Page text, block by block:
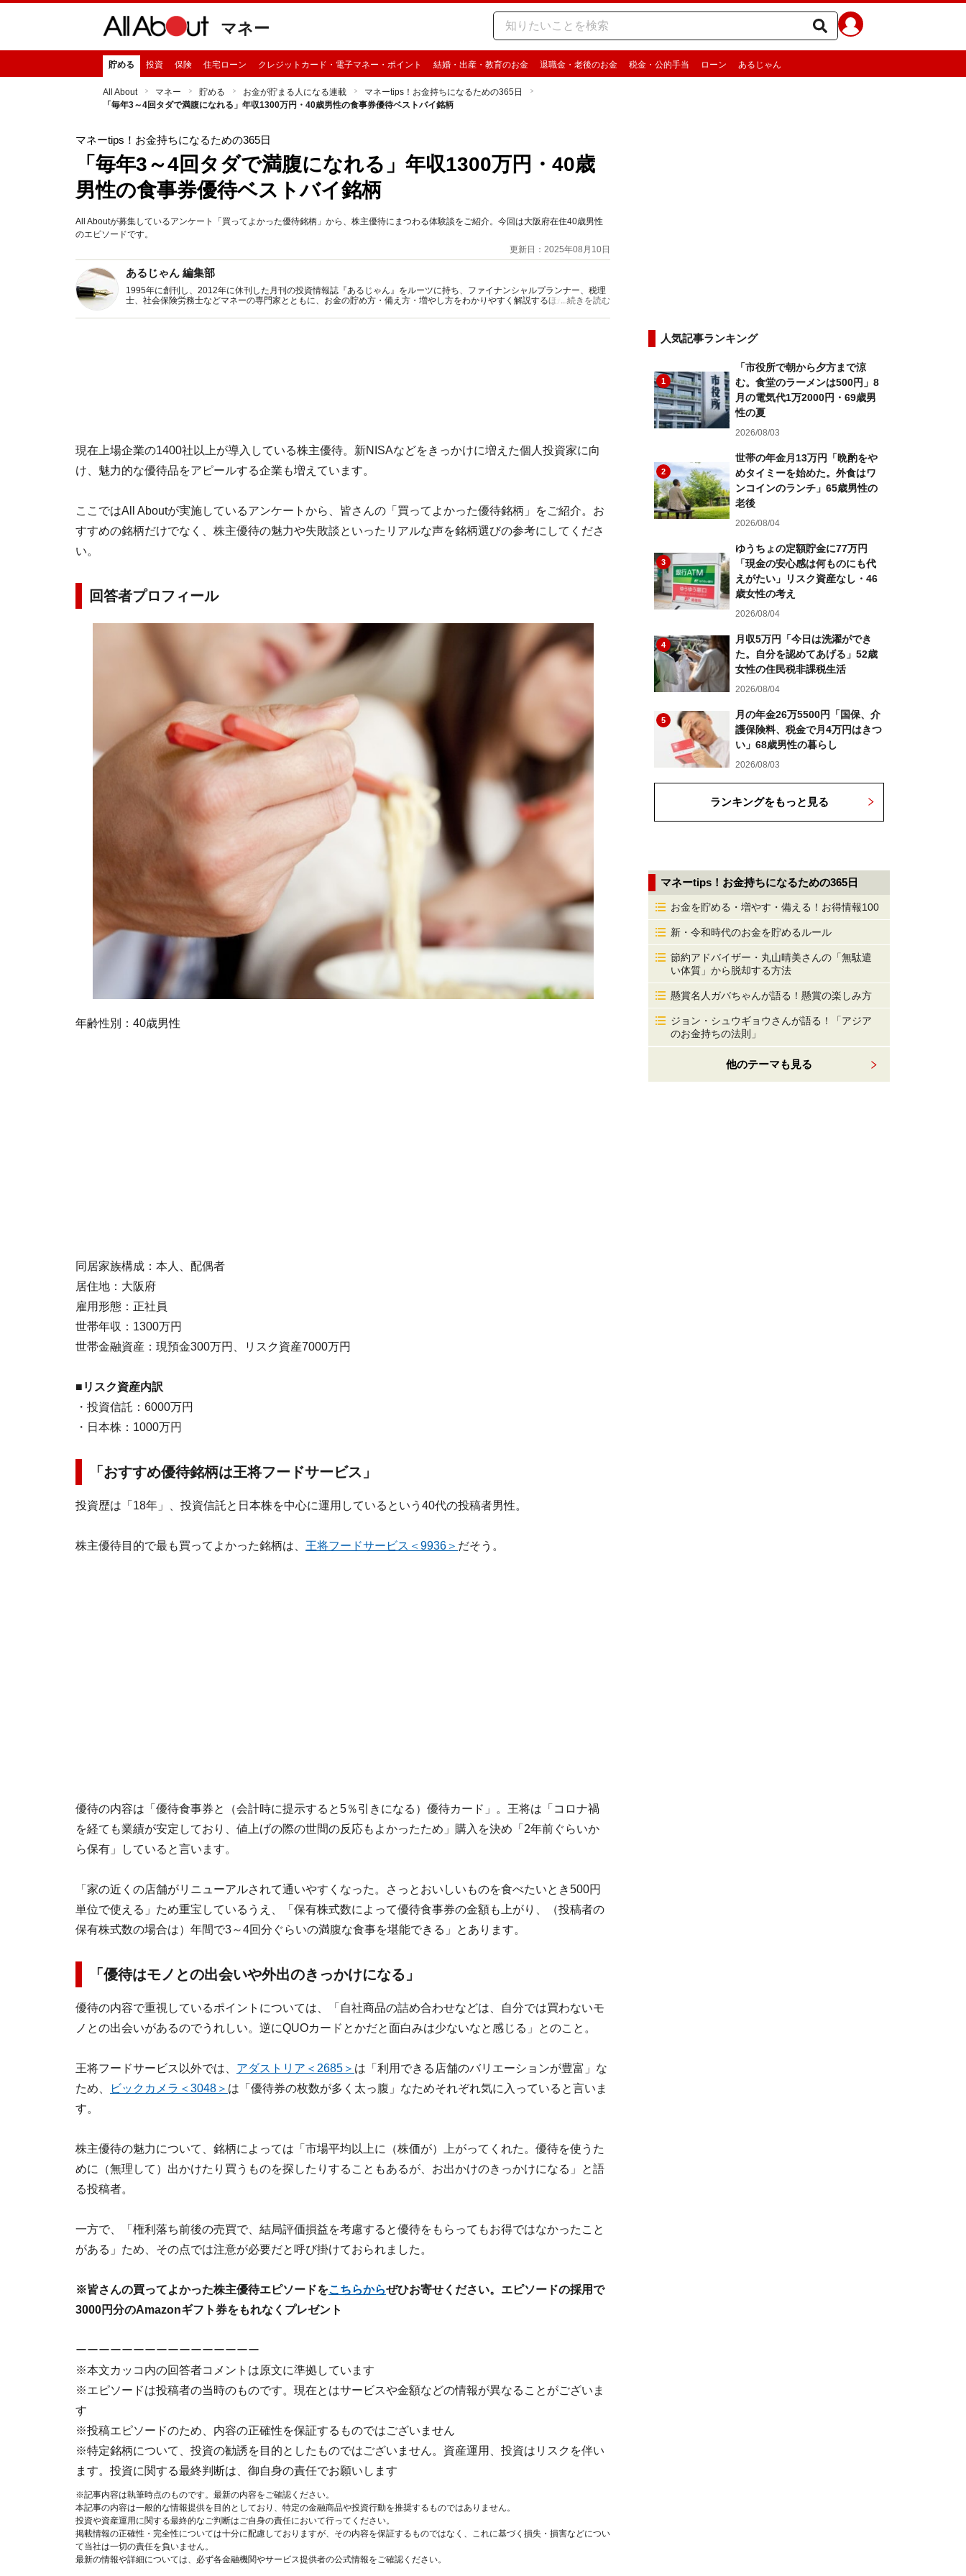
マネー
貯める 投資 保険 住宅ローン クレジットカード・電子マネー・ポイント 結婚・出産・教育のお金 退職金・老後のお金 税金・公的手当 ローン あるじゃん
All About マネー 貯める お金が貯まる人になる連載
マネーtips！お金持ちになるための365日
「毎年3～4回タダで満腹になれる」年収1300万円・40歳男性の食事券優待ベストバイ銘柄
マネーtips！お金持ちになるための365日
「毎年3～4回タダで満腹になれる」年収1300万円・40歳
男性の食事券優待ベストバイ銘柄
All Aboutが募集しているアンケート「買ってよかった優待銘柄」から、株主優待にまつわる体験談をご紹介。今回は大阪府在住40歳男性
のエピソードです。
更新日：2025年08月10日
あるじゃん 編集部
1995年に創刊し、2012年に休刊した月刊の投資情報誌『あるじゃん』をルーツに持ち、ファイナンシャルプランナー、税理
士、社会保険労務士などマネーの専門家とともに、お金の貯め方・備え方・増やし方をわかりやすく解説するほか、マネー最
...続きを読む
現在上場企業の1400社以上が導入している株主優待。新NISAなどをきっかけに増えた個人投資家に向
け、魅力的な優待品をアピールする企業も増えています。
ここではAll Aboutが実施しているアンケートから、皆さんの「買ってよかった優待銘柄」をご紹介。お
すすめの銘柄だけでなく、株主優待の魅力や失敗談といったリアルな声を銘柄選びの参考にしてくださ
い。
回答者プロフィール
年齢性別：40歳男性
同居家族構成：本人、配偶者
居住地：大阪府
雇用形態：正社員
世帯年収：1300万円
世帯金融資産：現預金300万円、リスク資産7000万円
■リスク資産内訳
・投資信託：6000万円
・日本株：1000万円
「おすすめ優待銘柄は王将フードサービス」
投資歴は「18年」、投資信託と日本株を中心に運用しているという40代の投稿者男性。
株主優待目的で最も買ってよかった銘柄は、 王将フードサービス＜9936＞ だそう。
優待の内容は「優待食事券と（会計時に提示すると5％引きになる）優待カード」。王将は「コロナ禍
を経ても業績が安定しており、値上げの際の世間の反応もよかったため」購入を決め「2年前ぐらいか
ら保有」していると言います。
「家の近くの店舗がリニューアルされて通いやすくなった。さっとおいしいものを食べたいとき500円
単位で使える」ため重宝しているうえ、「保有株式数によって優待食事券の金額も上がり、（投稿者の
保有株式数の場合は）年間で3～4回分ぐらいの満腹な食事を堪能できる」とあります。
「優待はモノとの出会いや外出のきっかけになる」
優待の内容で重視しているポイントについては、「自社商品の詰め合わせなどは、自分では買わないモ
ノとの出会いがあるのでうれしい。逆にQUOカードとかだと面白みは少ないなと感じる」とのこと。
王将フードサービス以外では、 アダストリア＜2685＞ は「利用できる店舗のバリエーションが豊富」な
ため、
ビックカメラ＜3048＞ は「優待券の枚数が多く太っ腹」なためそれぞれ気に入っていると言いま
す。
株主優待の魅力について、銘柄によっては「市場平均以上に（株価が）上がってくれた。優待を使うた
めに（無理して）出かけたり買うものを探したりすることもあるが、お出かけのきっかけになる」と語
る投稿者。
一方で、「権利落ち前後の売買で、結局評価損益を考慮すると優待をもらってもお得ではなかったこと
がある」ため、その点では注意が必要だと呼び掛けておられました。
※皆さんの買ってよかった株主優待エピソードをこちらからぜひお寄せください。エピソードの採用で
3000円分のAmazonギフト券をもれなくプレゼント
ーーーーーーーーーーーーーーーー
※本文カッコ内の回答者コメントは原文に準拠しています
※エピソードは投稿者の当時のものです。現在とはサービスや金額などの情報が異なることがございま
す
※投稿エピソードのため、内容の正確性を保証するものではございません
※特定銘柄について、投資の勧誘を目的としたものではございません。資産運用、投資はリスクを伴い
ます。投資に関する最終判断は、御自身の責任でお願いします
※記事内容は執筆時点のものです。最新の内容をご確認ください。
本記事の内容は一般的な情報提供を目的としており、特定の金融商品や投資行動を推奨するものではありません。
投資や資産運用に関する最終的なご判断はご自身の責任において行ってください。
掲載情報の正確性・完全性については十分に配慮しておりますが、その内容を保証するものではなく、これに基づく損失・損害などについ
て当社は一切の責任を負いません。
最新の情報や詳細については、必ず各金融機関やサービス提供者の公式情報をご確認ください。
人気記事ランキング
1
「市役所で朝から夕方まで涼
む。食堂のラーメンは500円」8
月の電気代1万2000円・69歳男
性の夏
2026/08/03
2
世帯の年金月13万円「晩酌をや
めタイミーを始めた。外食はワ
ンコインのランチ」65歳男性の
老後
2026/08/04
3
ゆうちょの定額貯金に77万円
「現金の安心感は何ものにも代
えがたい」リスク資産なし・46
歳女性の考え
2026/08/04
4
月収5万円「今日は洗濯ができ
た。自分を認めてあげる」52歳
女性の住民税非課税生活
2026/08/04
5
月の年金26万5500円「国保、介
護保険料、税金で月4万円はきつ
い」68歳男性の暮らし
2026/08/03
ランキングをもっと見る
マネーtips！お金持ちになるための365日
お金を貯める・増やす・備える！お得情報100
新・令和時代のお金を貯めるルール
節約アドバイザー・丸山晴美さんの「無駄遣
い体質」から脱却する方法
懸賞名人ガバちゃんが語る！懸賞の楽しみ方
ジョン・シュウギョウさんが語る！「アジア
のお金持ちの法則」
他のテーマも見る